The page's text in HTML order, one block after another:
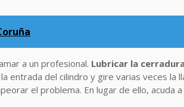
a un profesional. Lubricar la
entrada del cilindro y gire varias veces la
el problema. En lugar de ello, acuda